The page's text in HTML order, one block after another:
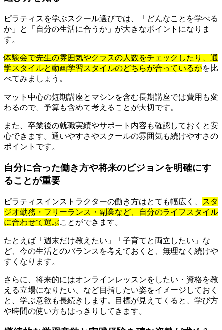
ピラティスを学ぶスクール選びでは、「どんなことを学べる
か」と「自分の生活に合うか」が大きなポイントになりま
す。
体験会で先生の雰囲気やクラスの人数をチェックしたり、通
学スタイルと動画学習スタイルのどちらが合っているかを比
べてみましょう。
マット中心の短期講座とマシンを含む長期講座では費用も変
わるので、予算も含めて考えることが大切です。
また、卒業後の就職実績やサポート内容も確認しておくと安
心できます。通いやすさやスクールの雰囲気も続けやすさの
ポイントです。
自分に合った働き方や将来のビジョンを明確にす
ることが重要
ピラティスインストラクターの働き方はとても幅広く、
スタ
ジオ勤務・フリーランス・副業など、自分のライフスタイル
に合わせて選ぶことができます。
たとえば「週末だけ教えたい」「子育てと両立したい」な
ど、今の生活とのバランスを考えておくと、無理なく続けや
すくなります。
さらに、将来的にはオンラインレッスンをしたい・資格を教
える立場になりたい、など目指したい姿をイメージしておく
と、学ぶ意欲も長続きします。目標が見えてくると、学び方
や時間の使い方もはっきりしてきます。